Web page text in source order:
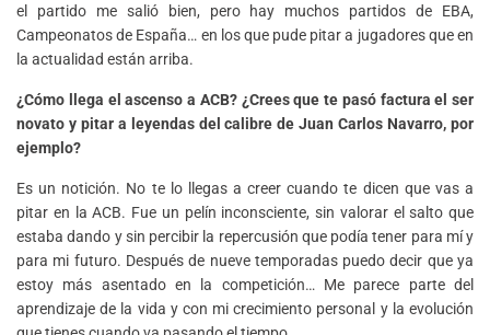
el partido me salió bien, pero hay muchos partidos de EBA,
Campeonatos de España… en los que pude pitar a jugadores que en
la actualidad están arriba.
¿Cómo llega el ascenso a ACB? ¿Crees que te pasó factura el ser
novato y pitar a leyendas del calibre de Juan Carlos Navarro, por
ejemplo?
Es un notición. No te lo llegas a creer cuando te dicen que vas a
pitar en la ACB. Fue un pelín inconsciente, sin valorar el salto que
estaba dando y sin percibir la repercusión que podía tener para mí y
para mi futuro. Después de nueve temporadas puedo decir que ya
estoy más asentado en la competición… Me parece parte del
aprendizaje de la vida y con mi crecimiento personal y la evolución